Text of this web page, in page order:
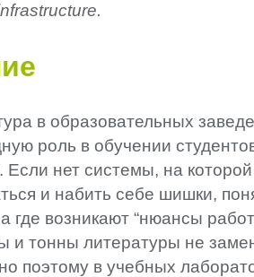
в образовательных
роль в обучении
Если нет системы, на
и набить себе шишки,
где возникают “нюансы
и тонны литературы не
поэтому в учебных